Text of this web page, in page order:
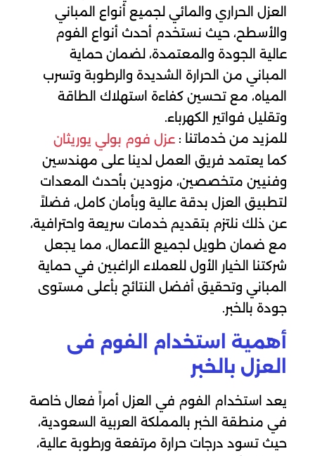
العزل الحراري والمائي لجميع أنواع المباني
والأسطح، حيث نستخدم أحدث أنواع الفوم
عالية الجودة والمعتمدة، لضمان حماية
المباني من الحرارة الشديدة والرطوبة وتسرب
المياه، مع تحسين كفاءة استهلاك الطاقة
وتقليل فواتير الكهرباء.
للمزيد من خدماتنا : عزل فوم بولي يوريثان
كما يعتمد فريق العمل لدينا على مهندسين
وفنيين متخصصين، مزودين بأحدث المعدات
لتطبيق العزل بدقة عالية وبأمان كامل، فضلاً
عن ذلك نلتزم بتقديم خدمات سريعة واحترافية،
مع ضمان طويل لجميع الأعمال، مما يجعل
شركتنا الخيار الأول للعملاء الراغبين في حماية
المباني وتحقيق أفضل النتائج بأعلى مستوى
جودة بالخبر.
أهمية استخدام الفوم فى
العزل بالخبر
يعد استخدام الفوم في العزل أمراً فعال خاصة
في منطقة الخبر بالمملكة العربية السعودية،
حيث تسود درجات حرارة مرتفعة ورطوبة عالية،